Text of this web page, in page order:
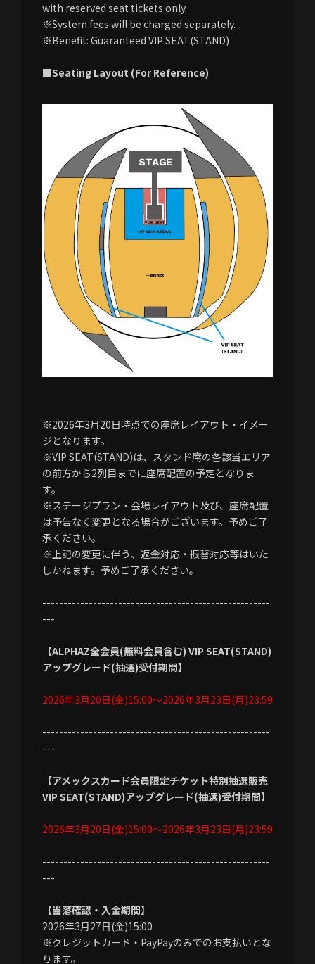
with reserved seat tickets only.
※System fees will be charged separately.
※Benefit: Guaranteed VIP SEAT(STAND)
■Seating Layout (For Reference)
※2026年3月20日時点での座席レイアウト・イメー
ジとなります。
※VIP SEAT(STAND)は、スタンド席の各該当エリア
の前方から2列目までに座席配置の予定となりま
す。
※ステージプラン・会場レイアウト及び、座席配置
は予告なく変更となる場合がございます。予めご了
承ください。
※上記の変更に伴う、返金対応・振替対応等はいた
しかねます。予めご了承ください。
------------------------------------------------------
---
【ALPHAZ全会員(無料会員含む) VIP SEAT(STAND)
アップグレード(抽選)受付期間】
2026年3月20日(金)15:00～2026年3月23日(月)23:59
------------------------------------------------------
---
【アメックスカード会員限定チケット特別抽選販売
VIP SEAT(STAND)アップグレード(抽選)受付期間】
2026年3月20日(金)15:00～2026年3月23日(月)23:59
------------------------------------------------------
---
【当落確認・入金期間】
2026年3月27日(金)15:00
※クレジットカード・PayPayのみでのお支払いとな
ります。